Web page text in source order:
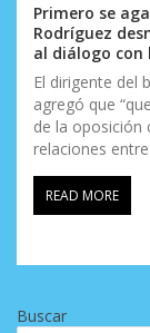
Primero se
Rodríguez
al diálogo con
El dirigente del
agregó que
de la oposición
relaciones
READ MORE
Buscar